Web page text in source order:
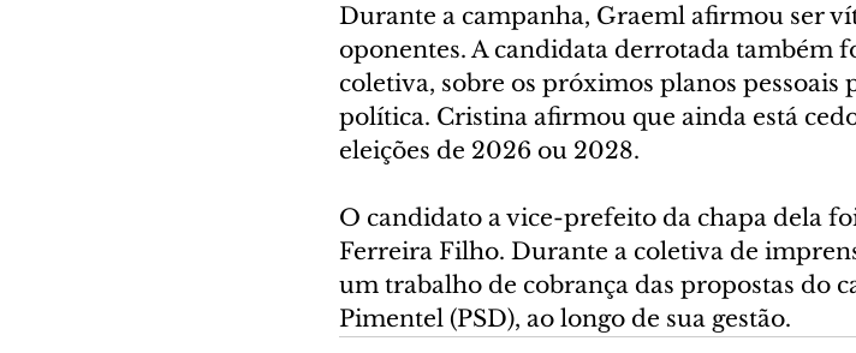
Durante a campanha, Graeml afirmou ser
oponentes. A candidata derrotada também
coletiva, sobre os próximos planos
política. Cristina afirmou que ainda está
eleições de 2026 ou 2028.
O candidato a vice-prefeito da chapa dela
Ferreira Filho. Durante a coletiva de
um trabalho de cobrança das propostas do
Pimentel (PSD), ao longo de sua gestão.